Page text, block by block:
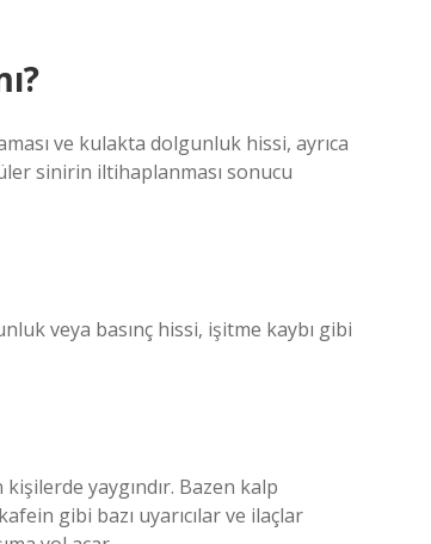
ve kulakta dolgunluk hissi, ayrıca
sinirin iltihaplanması sonucu
veya basınç hissi, işitme kaybı gibi
yaygındır. Bazen kalp
gibi bazı uyarıcılar ve ilaçlar